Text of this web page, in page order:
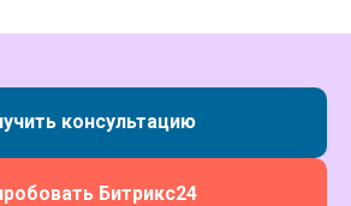
консультацию
Битрикс24